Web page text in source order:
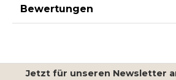
Bewertungen
Jetzt für unseren Newsletter